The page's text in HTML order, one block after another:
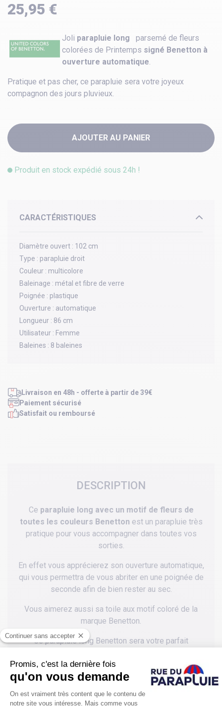
25,95 €
Joli parapluie long
parsemé de fleurs
colorées de Printemps signé Benetton à
ouverture automatique.
Pratique et pas cher, ce parapluie sera votre joyeux
compagnon des jours pluvieux.
AJOUTER AU PANIER
Produit en stock expédié sous 24h !
CARACTÉRISTIQUES
Diamètre ouvert : 102 cm
Type : parapluie droit
Couleur : multicolore
Baleinage : métal et fibre de verre
Poignée : plastique
Ouverture : automatique
Longueur : 86 cm
Utilisateur : Femme
Baleines : 8 baleines
Livraison en 48h - offerte à partir de 39€
Paiement sécurisé
Satisfait ou remboursé
DESCRIPTION
Ce parapluie long avec un motif de fleurs de
toutes les couleurs Benetton est un parapluie très
pratique pour vous accompagner dans toutes vos
sorties.
En effet vous apprécierez son ouverture automatique,
qui vous permettra de vous abriter en une poignée de
seconde afin de bien rester au sec.
Vous aimerez aussi sa toile aux motif coloré de la
marque Benetton.
Ce parapluie long Benetton sera votre parfait
parfaitement vous protéger avec son envergure de 102
cm, qui vous permettra même de sortir à deux sous